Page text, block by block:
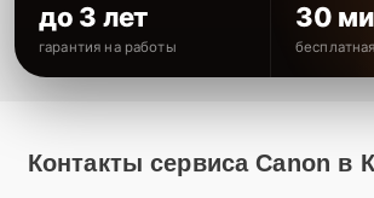
до 3 лет
гарантия на работы
30
Контакты сервиса Canon в